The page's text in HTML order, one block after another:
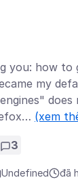
you: how
my
(xem
3
Undefined
đã